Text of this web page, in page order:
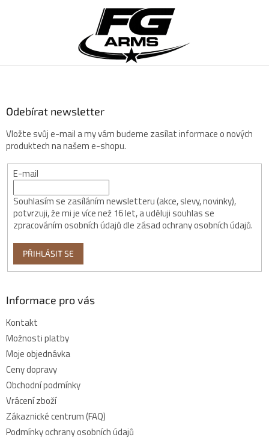
t
Odebírat newsletter
Vložte svůj e-mail a my vám budeme zasílat informace o nových
produktech na našem e-shopu.
E-mail
Souhlasím se zasíláním newsletteru (akce, slevy, novinky),
potvrzuji, že mi je více než 16 let, a uděluji souhlas se
zpracováním osobních údajů dle zásad ochrany osobních údajů.
PŘIHLÁSIT SE
Informace pro vás
Kontakt
Možnosti platby
Moje objednávka
Ceny dopravy
Obchodní podmínky
Vrácení zboží
Zákaznické centrum (FAQ)
Podmínky ochrany osobních údajů